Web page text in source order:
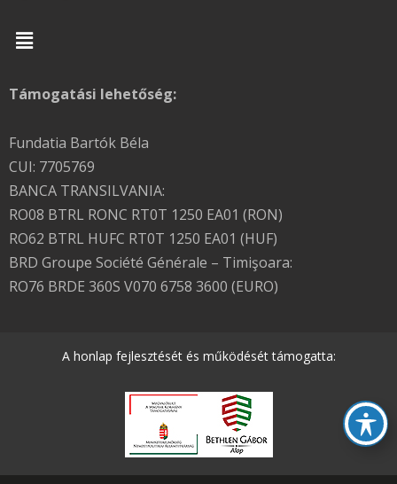
Menu
Támogatási lehetőség:
Fundatia Bartók Béla
CUI: 7705769
BANCA TRANSILVANIA:
RO08 BTRL RONC RT0T 1250 EA01 (RON)
RO62 BTRL HUFC RT0T 1250 EA01 (HUF)
BRD Groupe Société Générale – Timişoara:
RO76 BRDE 360S V070 6758 3600 (EURO)
A honlap fejlesztését és működését támogatta: